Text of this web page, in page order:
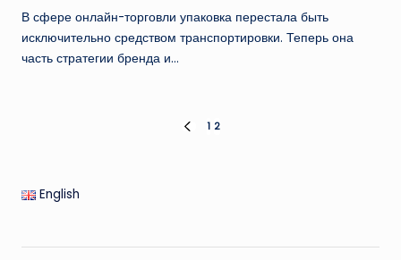
В сфере онлайн-торговли упаковка перестала быть
исключительно средством транспортировки. Теперь она
часть стратегии бренда и…
ПРЕД.
1 2
English